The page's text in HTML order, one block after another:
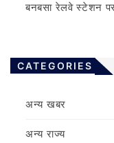
बनबसा रेलवे स्टेशन
CATEGORIES
अन्य खबर
अन्य राज्य